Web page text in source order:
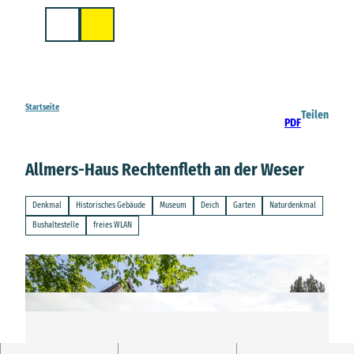
Startseite
PDF
Teilen
Allmers-Haus Rechtenfleth an der Weser
Denkmal Historisches Gebäude Museum Deich Garten Naturdenkmal
Bushaltestelle freies WLAN